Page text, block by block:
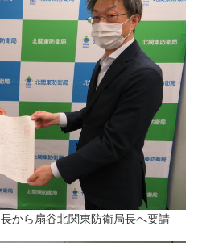
から扇谷北関東防衛局長へ要請